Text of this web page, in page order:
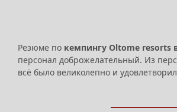
Резюме по кемпингу Oltome resorts
персонал доброжелательный. Из
всё было великолепно и